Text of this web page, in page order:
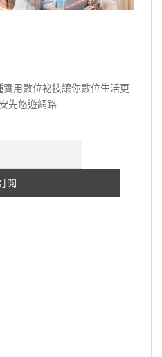
用數位祕技讓你數位生活更
先悠遊網路